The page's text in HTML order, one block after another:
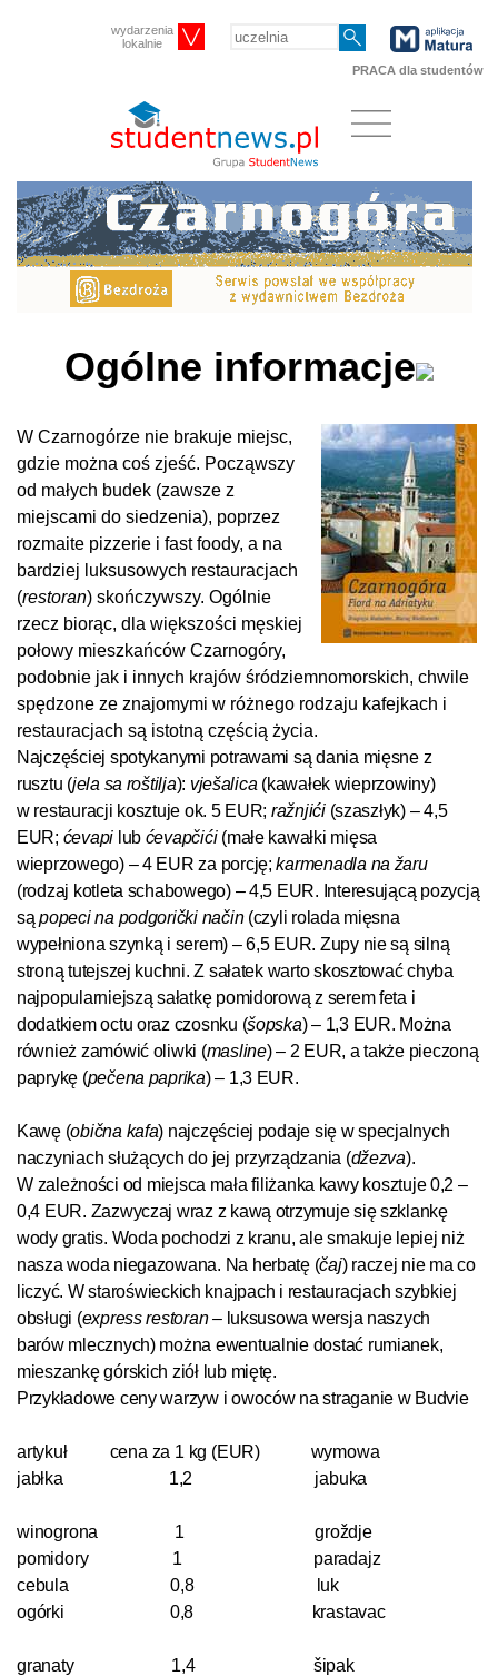
wydarzenia
lokalnie
PRACA dla studentów
Ogólne informacje
W Czarnogórze nie brakuje miejsc,
gdzie można coś zjeść. Począwszy
od małych budek (zawsze z
miejscami do siedzenia), poprzez
rozmaite pizzerie i fast foody, a na
bardziej luksusowych restauracjach
(restoran) skończywszy. Ogólnie
rzecz biorąc, dla większości męskiej
połowy mieszkańców Czarnogóry,
podobnie jak i innych krajów śródziemnomorskich, chwile
spędzone ze znajomymi w różnego rodzaju kafejkach i
restauracjach są istotną częścią życia.
Najczęściej spotykanymi potrawami są dania mięsne z
rusztu (jela sa roštilja): vješalica (kawałek wieprzowiny)
w restauracji kosztuje ok. 5 EUR; ražnjići(szaszłyk) – 4,5
EUR; ćevapi lub ćevapčići(małe kawałki mięsa
wieprzowego) – 4 EUR za porcję;karmenadla na žaru
(rodzaj kotleta schabowego) – 4,5 EUR. Interesującą pozycją
sąpopeci na podgorički način(czyli rolada mięsna
wypełniona szynką i serem) – 6,5 EUR. Zupy nie są silną
stroną tutejszej kuchni. Z sałatek warto skosztować chyba
najpopularniejszą sałatkę pomidorową z serem feta i
dodatkiem octu oraz czosnku (šopska) – 1,3 EUR. Można
również zamówić oliwki (masline) – 2 EUR, a także pieczoną
paprykę (pečena paprika) – 1,3 EUR.
Kawę (obična kafa) najczęściej podaje się w specjalnych
naczyniach służących do jej przyrządzania (džezva).
W zależności od miejsca mała filiżanka kawy kosztuje 0,2 –
0,4 EUR. Zazwyczaj wraz z kawą otrzymuje się szklankę
wody gratis. Woda pochodzi z kranu, ale smakuje lepiej niż
nasza woda niegazowana. Na herbatę (čaj) raczej nie ma co
liczyć. W staroświeckich knajpach i restauracjach szybkiej
obsługi (express restoran –luksusowa wersja naszych
barów mlecznych) można ewentualnie dostać rumianek,
mieszankę górskich ziół lub miętę.
Przykładowe ceny warzyw i owoców na straganie w Budvie
artykuł cena za 1 kg (EUR)
wymowa
jabłka
1,2 jabuka
winogrona 1
groždje
pomidory
1
paradajz
cebula
0,8
luk
ogórki
0,8 krastavac
granaty 1,4
šipak